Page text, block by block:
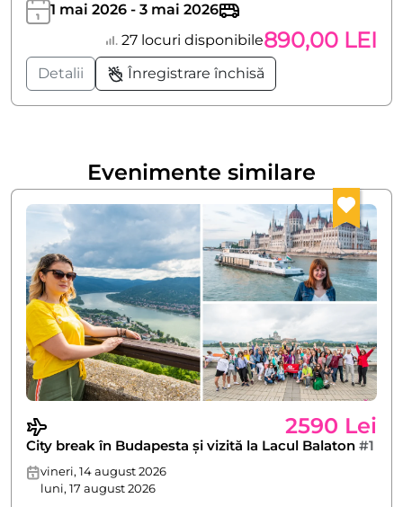
1 mai 2026 - 3 mai 2026
27 locuri disponibile890,00 LEI
Detalii Înregistrare închisă
Evenimente similare
2590 Lei
City break în Budapesta și vizită la Lacul Balaton #1
vineri, 14 august 2026
luni, 17 august 2026